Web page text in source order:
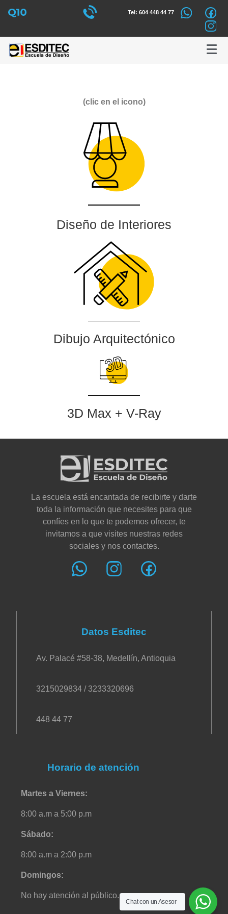
Tel: 604 448 44 77
(clic en el icono)
Diseño de Interiores
Dibujo Arquitectónico
3D Max + V-Ray
La escuela está encantada de recibirte y darte
toda la información que necesites para que
confíes en lo que te podemos ofrecer, te
invitamos a que visites nuestras redes
sociales y nos contactes.
Datos Esditec
Av. Palacé #58-38, Medellín, Antioquia
3215029834 / 3233320696
448 44 77
Horario de atención
Martes a Viernes:
8:00 a.m a 5:00 p.m
Sábado:
8:00 a.m a 2:00 p.m
Domingos:
No hay atención al público.
Chat con un Asesor